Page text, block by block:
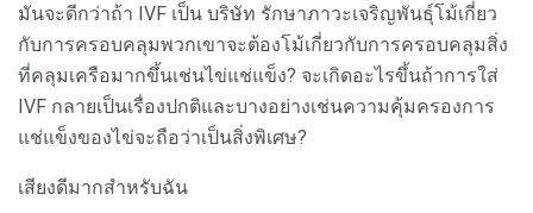
มันจะดีกว่าถ้า IVF เป็น บริษัท รักษาภาวะเจริญพันธุ์โม้เกี่ยว
กับการครอบคลุมพวกเขาจะต้องโม้เกี่ยวกับการครอบคลุมสิ่ง
ที่คลุมเครือมากขึ้นเช่นไข่แช่แข็ง? จะเกิดอะไรขึ้นถ้าการใส่
IVF กลายเป็นเรื่องปกติและบางอย่างเช่นความคุ้มครองการ
แช่แข็งของไข่จะถือว่าเป็นสิ่งพิเศษ?
เสียงดีมากสำหรับฉัน